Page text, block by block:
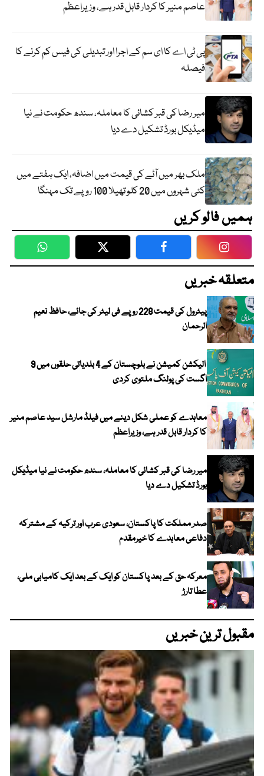
عاصم منیر کا کردار قابل قدر ہے، وزیراعظم
پی ٹی اے کا ای سم کے اجرا اور تبدیلی کی فیس کم کرنے کا
فیصلہ
میر رضا کی قبر کشائی کا معاملہ، سندھ حکومت نے نیا
میڈیکل بورڈ تشکیل دے دیا
ملک بھر میں آٹے کی قیمت میں اضافہ، ایک ہفتے میں
کئی شہروں میں 20 کلو تھیلا 100 روپے تک مہنگا
ہمیں فالو کریں
WhatsApp Twitter Facebook
متعلقہ خبریں
پیٹرول کی قیمت 228 روپے فی لیٹر کی جائے، حافظ نعیم
الرحمان
الیکشن کمیشن نے بلوچستان کے 4 بلدیاتی حلقوں میں 9
اگست کی پولنگ ملتوی کردی
معاہدے کو عملی شکل دینے میں فیلڈ مارشل سید عاصم منیر
کا کردار قابل قدر ہے، وزیراعظم
میر رضا کی قبر کشائی کا معاملہ، سندھ حکومت نے نیا میڈیکل
بورڈ تشکیل دے دیا
صدر مملکت کا پاکستان، سعودی عرب اور ترکیہ کے مشترکہ
دفاعی معاہدے کا خیرمقدم
معرکہ حق کے بعد پاکستان کو ایک کے بعد ایک کامیابی ملی،
عطا تارڑ
مقبول ترین خبریں